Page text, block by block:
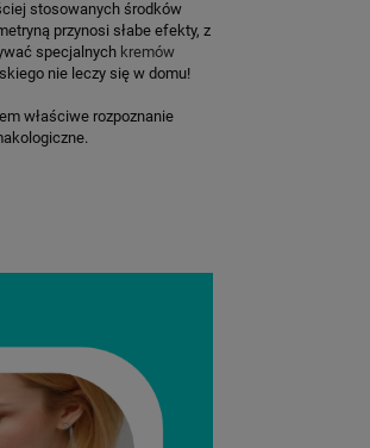
stosowanych środków
przynosi słabe efekty, z
specjalnych kremów
nie leczy się w domu!
właściwe rozpoznanie